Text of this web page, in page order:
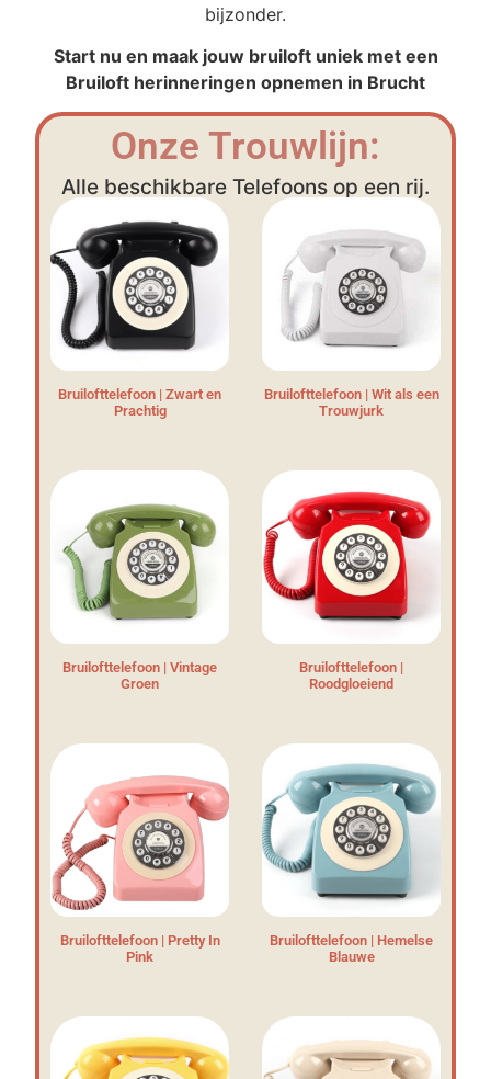
bijzonder.
Start nu en maak jouw bruiloft uniek met een
Bruiloft herinneringen opnemen in Brucht
Onze Trouwlijn:
Alle beschikbare Telefoons op een rij.
Bruilofttelefoon | Zwart en
Prachtig
Bruilofttelefoon | Wit als een
Trouwjurk
Bruilofttelefoon | Vintage
Groen
Bruilofttelefoon |
Roodgloeiend
Bruilofttelefoon | Pretty In
Pink
Bruilofttelefoon | Hemelse
Blauwe